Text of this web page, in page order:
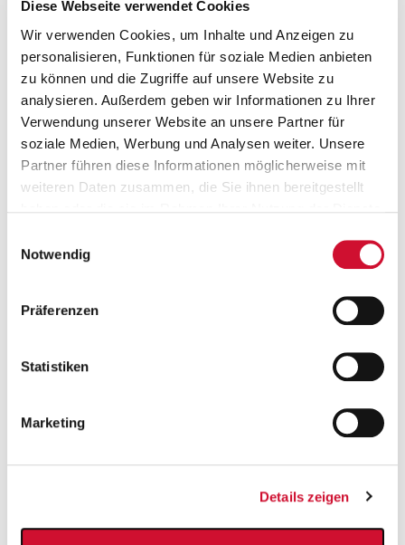
Diese Webseite verwendet Cookies
Wir verwenden Cookies, um Inhalte und Anzeigen zu
personalisieren, Funktionen für soziale Medien anbieten
zu können und die Zugriffe auf unsere Website zu
analysieren. Außerdem geben wir Informationen zu Ihrer
Verwendung unserer Website an unsere Partner für
soziale Medien, Werbung und Analysen weiter. Unsere
Partner führen diese Informationen möglicherweise mit
weiteren Daten zusammen, die Sie ihnen bereitgestellt
Wenn Sie auf „Cookies zulassen“ klicken, so stimmen
Sie der Speicherung sämtlicher Cookies zu. Sie können
Ihre Einwilligung selbstverständlich jederzeit widerrufen,
indem Sie die Cookie-Einstellungen aufrufen und diese
unsererDatenschutzerklärung
Notwendig
Präferenzen
Statistiken
Marketing
Details zeigen
Betreuungskraft
Tagesmutter*Tagesvater
Student*in der Kindheitspädagogik
Student*in der Erziehungswissenschaften
Einrichtungen für Kinder und Jugendliche